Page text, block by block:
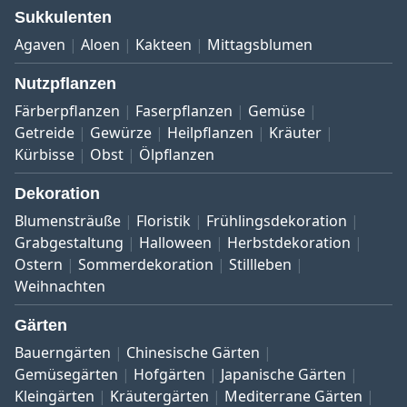
Sukkulenten
Agaven Aloen Kakteen Mittagsblumen
Nutzpflanzen
Färberpflanzen Faserpflanzen
Gemüse
Getreide
Gewürze Heilpflanzen
Kräuter
Kürbisse
Obst Ölpflanzen
Dekoration
Blumensträuße Floristik
Frühlingsdekoration
Grabgestaltung
Halloween
Herbstdekoration
Ostern
Sommerdekoration
Stillleben
Weihnachten
Gärten
Bauerngärten
Chinesische Gärten
Gemüsegärten
Hofgärten
Japanische Gärten
Kleingärten
Kräutergärten
Mediterrane Gärten